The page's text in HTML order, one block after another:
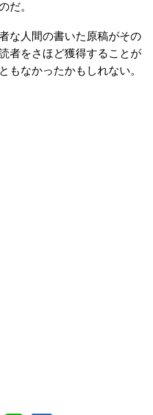
だ。
な人間の書いた原稿がその
者をさほど獲得することが
もなかったかもしれない。